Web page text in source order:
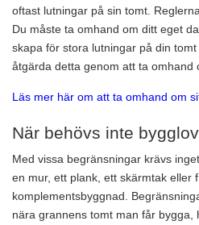
oftast lutningar på sin tomt.
Du måste ta omhand om ditt eget
skapa för stora lutningar på din
åtgärda detta genom att ta omhand
Läs mer här om att ta omhand om
När behövs inte
Med vissa begränsningar krävs
en mur, ett plank, ett skärmtak eller
komplementsbyggnad.
nära grannens tomt man får bygga,